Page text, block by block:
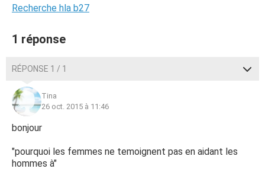
Recherche hla b27
1 réponse
RÉPONSE 1 / 1
Tina
26 oct. 2015 à 11:46
bonjour
"pourquoi les femmes ne temoignent pas en aidant les
hommes à"